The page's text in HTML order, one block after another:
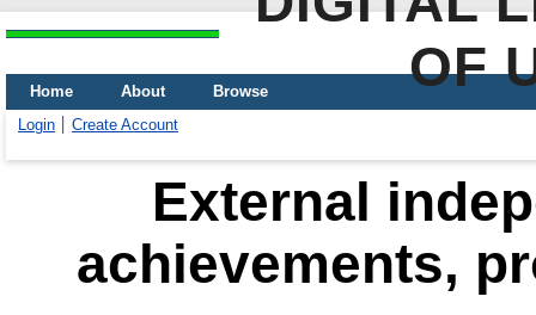
OF
Home About
Browse
Login
Create Account
External
achievements,